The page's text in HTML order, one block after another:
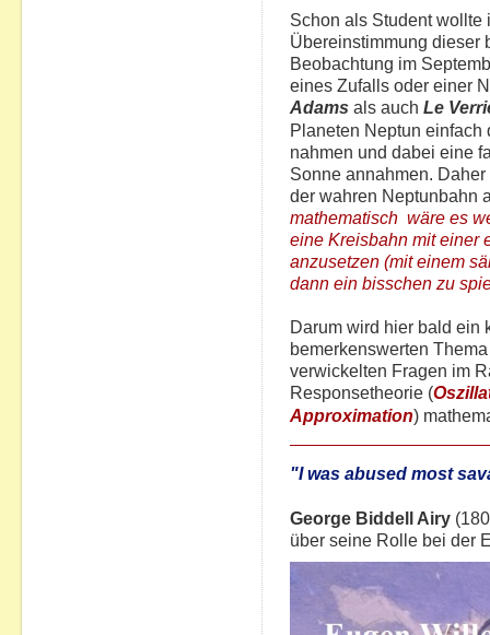
Schon als Student wollte
Übereinstimmung dieser
Beobachtung im
eines Zufalls oder einer
Adams als auch Le
Planeten Neptun
nahmen und dabei eine
Sonne annahmen.
der wahren Neptunbahn
mathematisch wäre es
eine Kreisbahn mit einer
anzusetzen (mit einem
dann ein bisschen zu
Darum wird hier bald ein
bemerkenswerten
verwickelten Fragen im
Responsetheorie (
Approximation)
"I was abused most
George Biddell Airy
über seine Rolle bei der